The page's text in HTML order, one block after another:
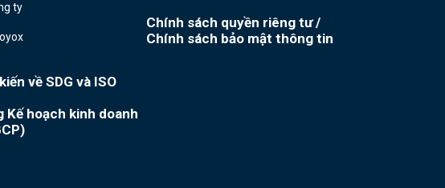
ty
về SDG và ISO
Kế hoạch kinh doanh
Chính sách quyền riêng tư /
Chính sách bảo mật thông tin